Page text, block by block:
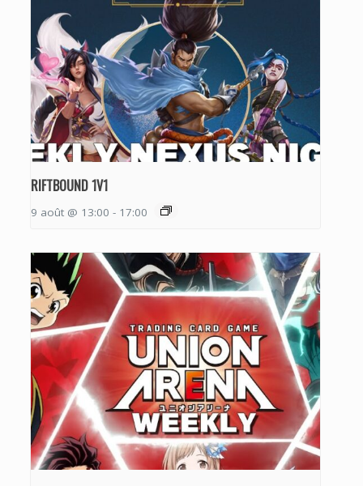
RIFTBOUND 1V1
9 août @ 13:00 - 17:00